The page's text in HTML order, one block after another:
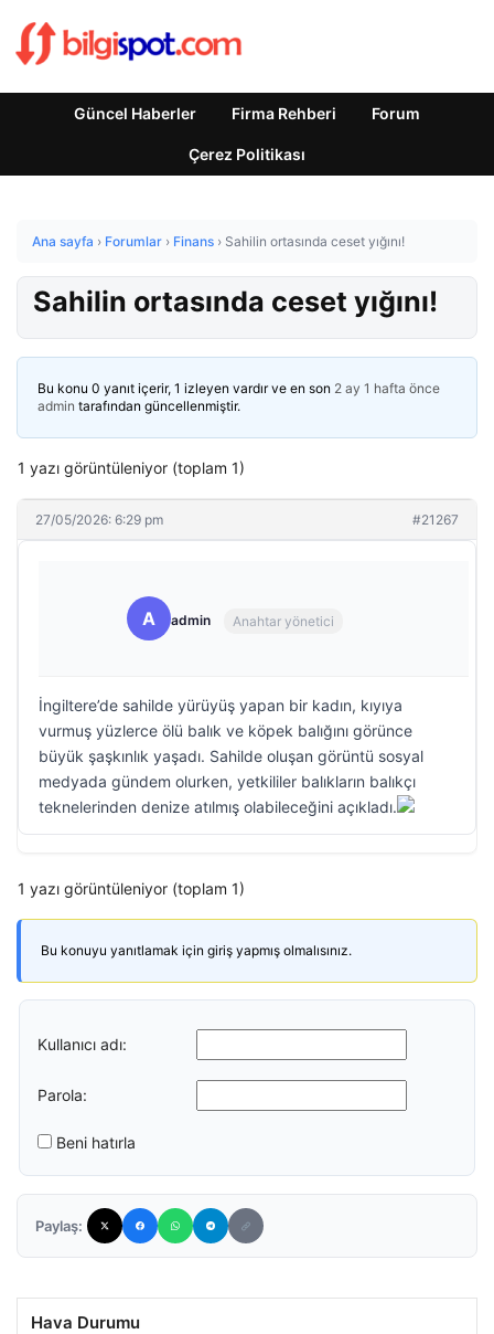
Güncel Haberler Firma Rehberi Forum
Çerez Politikası
Ana sayfa › Forumlar › Finans › Sahilin ortasında ceset yığını!
Sahilin ortasında ceset yığını!
Bu konu 0 yanıt içerir, 1 izleyen vardır ve en son 2 ay 1 hafta önce
admin tarafından güncellenmiştir.
1 yazı görüntüleniyor (toplam 1)
27/05/2026: 6:29 pm #21267
A admin Anahtar yönetici
İngiltere’de sahilde yürüyüş yapan bir kadın, kıyıya
vurmuş yüzlerce ölü balık ve köpek balığını görünce
büyük şaşkınlık yaşadı. Sahilde oluşan görüntü sosyal
medyada gündem olurken, yetkililer balıkların balıkçı
teknelerinden denize atılmış olabileceğini açıkladı.
1 yazı görüntüleniyor (toplam 1)
Bu konuyu yanıtlamak için giriş yapmış olmalısınız.
Kullanıcı adı:
Parola:
Beni hatırla
Paylaş:
Hava Durumu